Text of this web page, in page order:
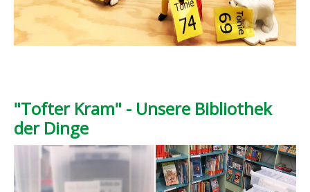
"Tofter Kram" - Unsere Bibliothek
der Dinge